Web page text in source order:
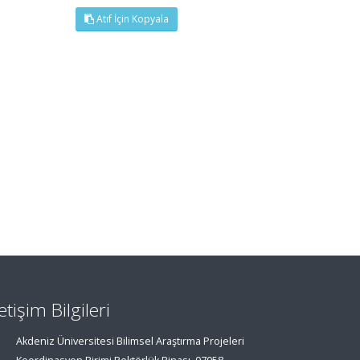
Atıf İçin Kopyala
Bilgileri
Akdeniz Üniversitesi Bilimsel Araştırma Projeleri